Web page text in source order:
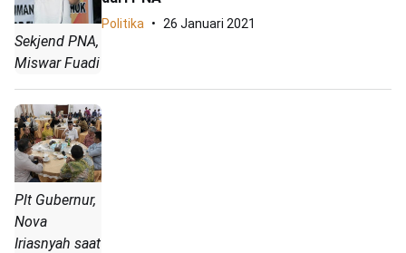
Sekjend PNA,
Miswar Fuadi
Politika 26 Januari 2021
Plt Gubernur,
Nova
Iriasnyah saat